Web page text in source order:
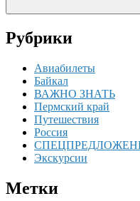
Рубрики
Авиабилеты
Байкал
ВАЖНО ЗНАТЬ
Пермский край
Путешествия
Россия
Экскурсии
Метки